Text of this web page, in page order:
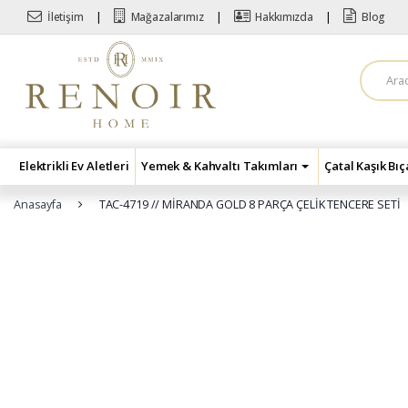
Skip to navigation
Skip to content
İletişim Mağazalarımız Hakkımızda Blog
A
r
a
Elektrikli Ev Aletleri Yemek & Kahvaltı Takımları Çatal Kaşık
Anasayfa TAC-4719 // MİRANDA GOLD 8 PARÇA ÇELİK TENCERE SETİ